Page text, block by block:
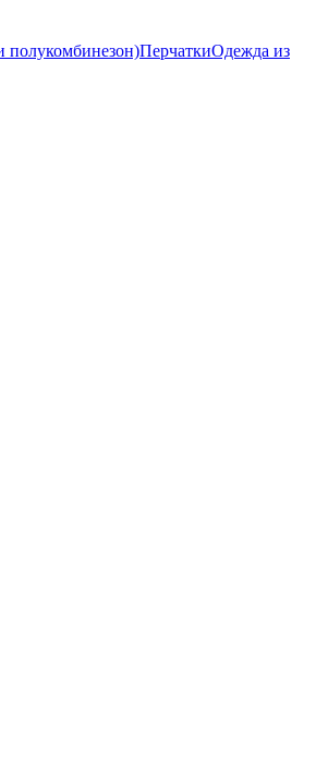
полукомбинезон)ПерчаткиОдежда из